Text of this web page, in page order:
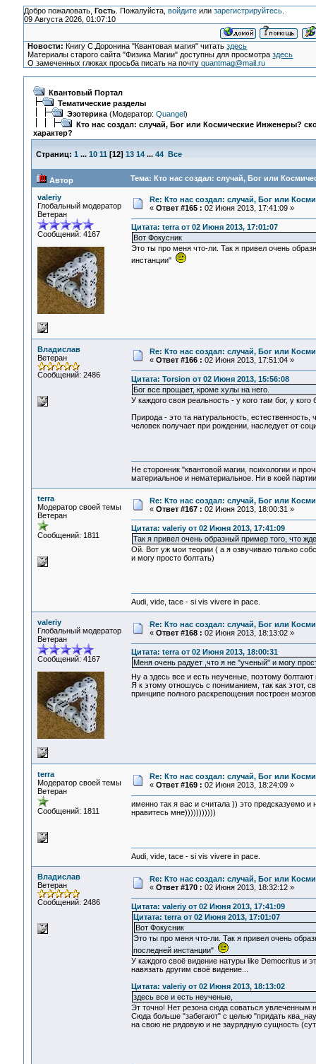
Добро пожаловать, Гость. Пожалуйста, войдитеили зарегистрируйтесь.
09 Августа 2026, 01:07:10
Новости: Книгу С.Доронина "Квантовая магия" читатьздесь
Материалы старого сайта "Физика Магии" доступны для просмотраздесь
О замеченных глюках просьба писать на почтуquantmag@mail.ru
Квантовый Портал
Тематические разделы
Эзотерика(Модератор: Quangel)
Кто нас создал: случай, Бог или Космические Инженеры?
характер?
Страниц: 1 ... 10 11 [12] 13 14 ... 44 Все
Автор Тема: Кто нас создал: случай, Бог или
valeriy
Глобальный модератор
Ветеран
Сообщений: 4167
Re: Кто нас создал: случай, Бог или
« Ответ #165 : 02 Июня 2013, 17:41:09 »
Цитата: terra от 02 Июня 2013, 17:01:07
Вот Фокусник
Это ты про меня что-ли. Так я привел очень
инстанции"
Владислав
Ветеран
Сообщений: 2486
Re: Кто нас создал: случай, Бог или
« Ответ #166 : 02 Июня 2013, 17:51:04 »
Цитата: Torsion от 02 Июня 2013, 15:56:08
Бог все прощает, кроме хулы на него.
У каждого своя реальность - у кого там бог, у
Природа - это та натуральность,
человек получает при рождении, наследует от
Не сторонник "квантовой магии, психологии и
материальное и нематериальное. Ни в коей
terra
Модератор своей темы
Ветеран
Сообщений: 1811
Re: Кто нас создал: случай, Бог или
« Ответ #167 : 02 Июня 2013, 18:00:31 »
Цитата: valeriy от 02 Июня 2013, 17:41:09
Так я привел очень образный пример того, что
Ой. Вот уж мои теории ( а я озвучиваю только
и могу просто болтать)
Audi, vide, tace - si vis vivere in pace.
valeriy
Глобальный модератор
Ветеран
Сообщений: 4167
Re: Кто нас создал: случай, Бог или
« Ответ #168 : 02 Июня 2013, 18:13:02 »
Цитата: terra от 02 Июня 2013, 18:00:31
Меня очень радует ,что я не "ученый" и могу
Ну а здесь все и есть неученые, поэтому
Я к этому отношусь с пониманием, так как этот,
принципе полного раскрепощения построен
terra
Модератор своей темы
Ветеран
Сообщений: 1811
Re: Кто нас создал: случай, Бог или
« Ответ #169 : 02 Июня 2013, 18:24:09 »
именно так я вас и считала )) это предсказуемо
нравитесь мне)))))))))))
Audi, vide, tace - si vis vivere in pace.
Владислав
Ветеран
Сообщений: 2486
Re: Кто нас создал: случай, Бог или
« Ответ #170 : 02 Июня 2013, 18:32:12 »
Цитата: valeriy от 02 Июня 2013, 17:41:09
Цитата: terra от 02 Июня 2013, 17:01:07
Вот Фокусник
Это ты про меня что-ли. Так я привел очень
последней инстанции"
У каждого своё видение натуры like Democritus и
навязать другим своё видение...
Цитата: valeriy от 02 Июня 2013, 18:13:02
здесь все и есть неученые,
Эт точно! Нет резона сюда соваться увлеченным
Сюда больше "забегают" с целью "придать
на свою не рядовую и не заурядную сущность